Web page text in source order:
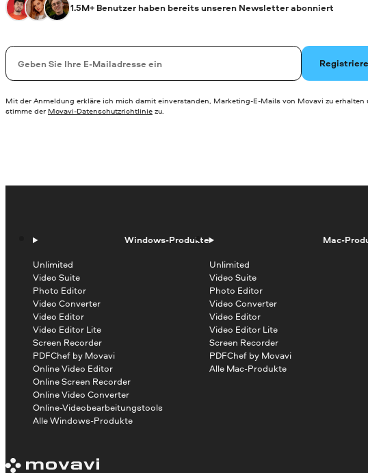
1.5M+ Benutzer haben bereits unseren Newsletter abonniert
Ihre E-Mail-Addresse
Mit der Anmeldung erkläre ich mich damit einverstanden, Marketing-E-Mails von Movavi zu erhalten
stimme der Movavi-Datenschutzrichtlinie zu.
Windows-Produkte
Unlimited
Video Suite
Photo Editor
Video Converter
Video Editor
Video Editor Lite
Screen Recorder
PDFChef by Movavi
Online Video Editor
Online Screen Recorder
Online Video Converter
Online-Videobearbeitungstools
Alle Windows-Produkte
Mac-
Unlimited
Video Suite
Photo Editor
Video Converter
Video Editor
Video Editor Lite
Screen Recorder
PDFChef by Movavi
Alle Mac-Produkte